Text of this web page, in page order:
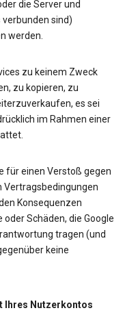
die Server und
sind)
werden.
zu keinem Zweck
zu kopieren, zu
es sei
im Rahmen einer
für einen Verstoß gegen
Vertragsbedingungen
Konsequenzen
Schäden, die Google
tragen (und
keine
Ihres Nutzerkontos